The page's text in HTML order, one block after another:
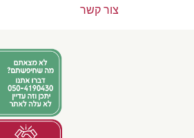
צור קשר